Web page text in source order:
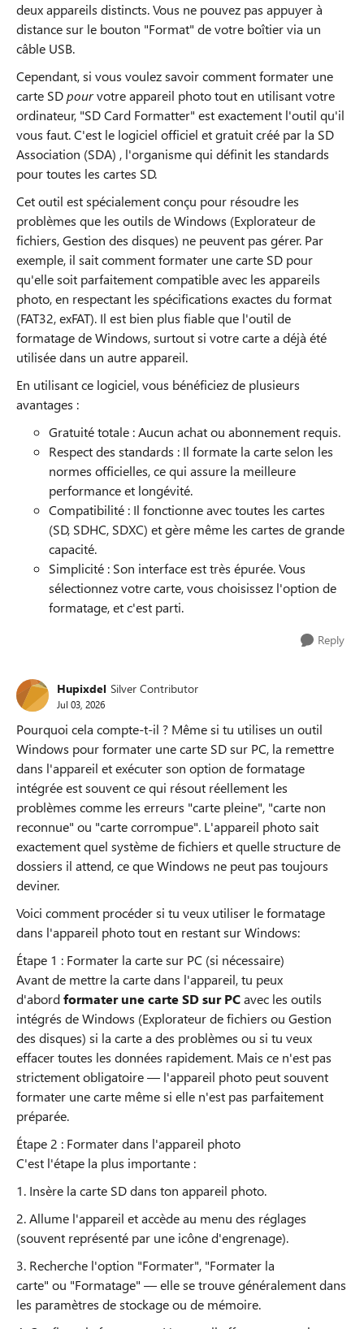
deux appareils distincts. Vous ne pouvez pas appuyer à
distance sur le bouton "Format" de votre boîtier via un
câble USB.
Cependant, si vous voulez savoir comment formater une
carte SDpourvotre appareil photo tout en utilisant votre
ordinateur, "SD Card Formatter" est exactement l'outil qu'il
vous faut. C'est le logiciel officiel et gratuit créé par la SD
Association (SDA) , l'organisme qui définit les standards
pour toutes les cartes SD.
Cet outil est spécialement conçu pour résoudre les
problèmes que les outils de Windows (Explorateur de
fichiers, Gestion des disques) ne peuvent pas gérer. Par
exemple, il sait comment formater une carte SD pour
qu'elle soit parfaitement compatible avec les appareils
photo, en respectant les spécifications exactes du format
(FAT32, exFAT). Il est bien plus fiable que l'outil de
formatage de Windows, surtout si votre carte a déjà été
utilisée dans un autre appareil.
En utilisant ce logiciel, vous bénéficiez de plusieurs
avantages :
Gratuité totale : Aucun achat ou abonnement requis.
Respect des standards : Il formate la carte selon les
normes officielles, ce qui assure la meilleure
performance et longévité.
Compatibilité : Il fonctionne avec toutes les cartes
(SD, SDHC, SDXC) et gère même les cartes de grande
capacité.
Simplicité : Son interface est très épurée. Vous
sélectionnez votre carte, vous choisissez l'option de
formatage, et c'est parti.
Reply
Hupixdel Silver Contributor
Jul 03, 2026
Pourquoi cela compte-t-il ? Même si tu utilises un outil
Windows pour formater une carte SD sur PC, la remettre
dans l'appareil et exécuter son option de formatage
intégrée est souvent ce qui résout réellement les
problèmes comme les erreurs "carte pleine", "carte non
reconnue" ou "carte corrompue". L'appareil photo sait
exactement quel système de fichiers et quelle structure de
dossiers il attend, ce que Windows ne peut pas toujours
deviner.
Voici comment procéder si tu veux utiliser le formatage
dans l'appareil photo tout en restant sur Windows:
Étape 1 : Formater la carte sur PC (si nécessaire)
Avant de mettre la carte dans l'appareil, tu peux
d'abordformater une carte SD sur PCavec les outils
intégrés de Windows (Explorateur de fichiers ou Gestion
des disques) si la carte a des problèmes ou si tu veux
effacer toutes les données rapidement. Mais ce n'est pas
strictement obligatoire — l'appareil photo peut souvent
formater une carte même si elle n'est pas parfaitement
préparée.
Étape 2 : Formater dans l'appareil photo
C'est l'étape la plus importante :
1. Insère la carte SD dans ton appareil photo.
2. Allume l'appareil et accède au menu des réglages
(souvent représenté par une icône d'engrenage).
3. Recherche l'option "Formater", "Formater la
carte" ou "Formatage" — elle se trouve généralement dans
les paramètres de stockage ou de mémoire.